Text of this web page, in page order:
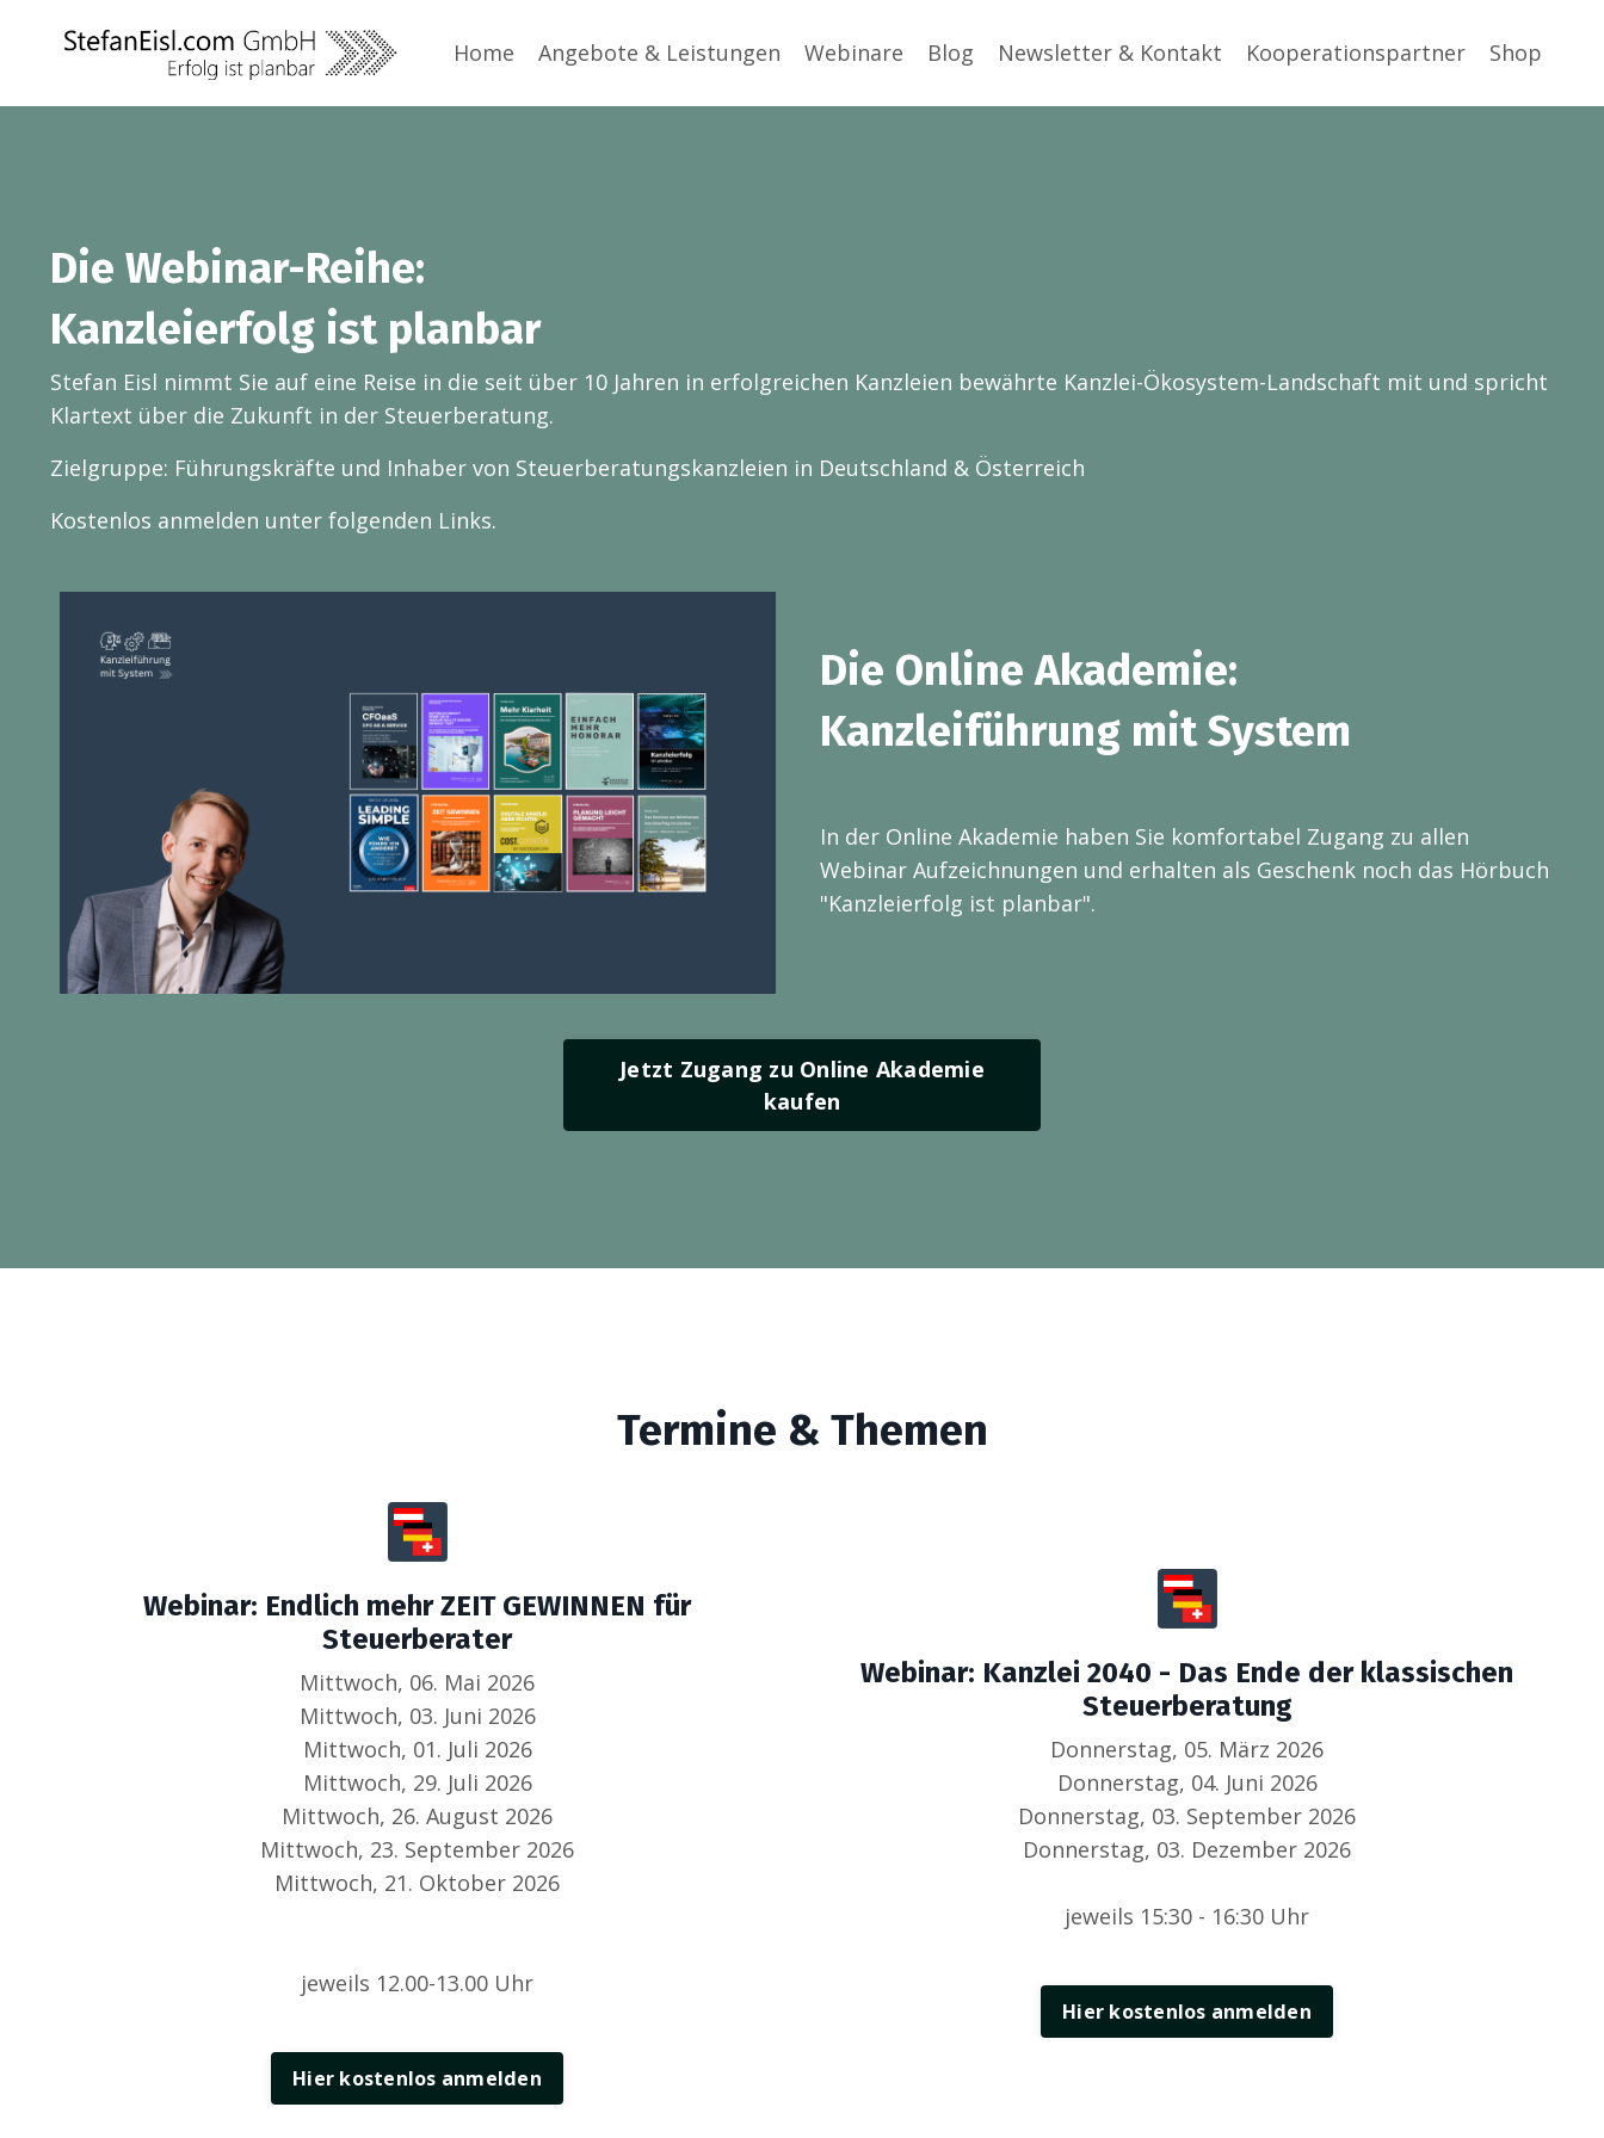
Home Angebote & Leistungen Webinare Blog Newsletter & Kontakt Kooperationspartner Shop
Die Webinar-Reihe:
Kanzleierfolg ist planbar
Stefan Eisl nimmt Sie auf eine Reise in die seit über 10 Jahren in erfolgreichen Kanzleien bewährte Kanzlei-Ökosystem-Landschaft mit und spricht
Klartext über die Zukunft in der Steuerberatung.
Zielgruppe: Führungskräfte und Inhaber von Steuerberatungskanzleien in Deutschland & Österreich
Kostenlos anmelden unter folgenden Links.
Die Online Akademie:
Kanzleiführung mit System
In der Online Akademie haben Sie komfortabel Zugang zu allen
Webinar Aufzeichnungen und erhalten als Geschenk noch das Hörbuch
"Kanzleierfolg ist planbar".
Jetzt Zugang zu Online Akademie
kaufen
Termine & Themen
Webinar: Endlich mehr ZEIT GEWINNEN für
Steuerberater
Mittwoch, 06. Mai 2026
Mittwoch, 03. Juni 2026
Mittwoch, 01. Juli 2026
Mittwoch, 29. Juli 2026
Mittwoch, 26. August 2026
Mittwoch, 23. September 2026
Mittwoch, 21. Oktober 2026
jeweils 12.00-13.00 Uhr
Hier kostenlos anmelden
Webinar: Kanzlei 2040 - Das Ende der klassischen
Steuerberatung
Donnerstag, 05. März 2026
Donnerstag, 04. Juni 2026
Donnerstag, 03. September 2026
Donnerstag, 03. Dezember 2026
jeweils 15:30 - 16:30 Uhr
Hier kostenlos anmelden